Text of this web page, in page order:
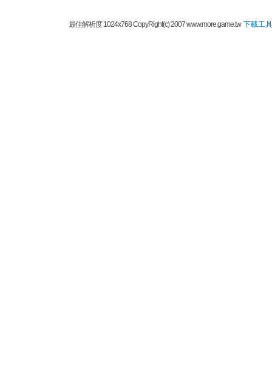
最佳解析度 1024x768 CopyRight(c) 2007 www.more.game.tw下載工